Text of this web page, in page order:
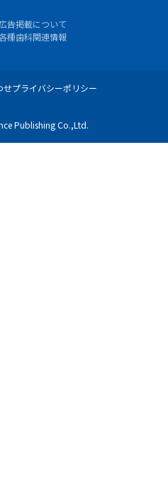
広告掲載について
種歯科関連情報
せプライバシーポリシー
Publishing Co.,Ltd.